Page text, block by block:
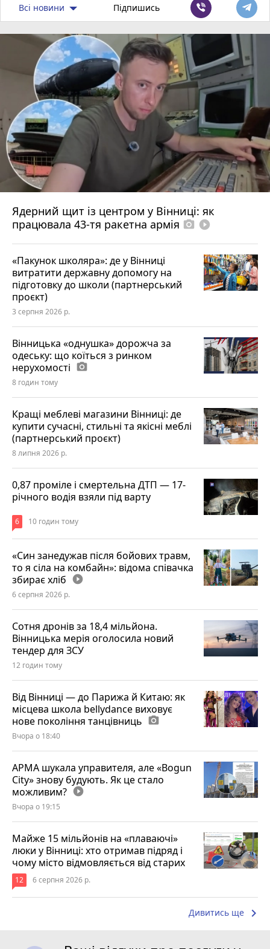
Всі новини Підпишись
Ядерний щит із центром у Вінниці: як
працювала 43-тя ракетна армія photo_camera play_circle_filled
«Пакунок школяра»: де у Вінниці
витратити державну допомогу на
підготовку до школи (партнерський
проєкт)
3 серпня 2026 р.
Вінницька «однушка» дорожча за
одеську: що коїться з ринком
нерухомості photo_camera
8 годин тому
Кращі меблеві магазини Вінниці: де
купити сучасні, стильні та якісні меблі
(партнерський проєкт)
8 липня 2026 р.
0,87 проміле і смертельна ДТП — 17-
річного водія взяли під варту
6 10 годин тому
«Син занедужав після бойових травм,
то я сіла на комбайн»: відома співачка
збирає хліб play_circle_filled
6 серпня 2026 р.
Сотня дронів за 18,4 мільйона.
Вінницька мерія оголосила новий
тендер для ЗСУ
12 годин тому
Від Вінниці — до Парижа й Китаю: як
місцева школа bellydance виховує
нове покоління танцівниць photo_camera
Вчора о 18:40
АРМА шукала управителя, але «Bogun
City» знову будують. Як це стало
можливим? play_circle_filled
Вчора о 19:15
Майже 15 мільйонів на «плаваючі»
люки у Вінниці: хто отримав підряд і
чому місто відмовляється від старих
12 6 серпня 2026 р.
Дивитись ще keyboard_arrow_right